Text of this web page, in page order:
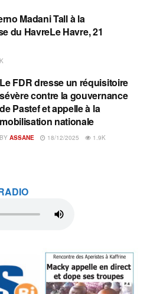
Madani Tall à la
du HavreLe Havre, 21
Le FDR dresse un réquisitoire
sévère contre la gouvernance
de Pastef et appelle à la
mobilisation nationale
BY ASSANE 18/12/2025 1.9K